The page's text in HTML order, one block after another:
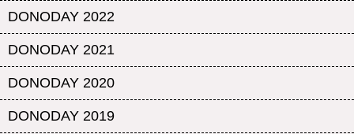
DONODAY 2022
DONODAY 2021
DONODAY 2020
DONODAY 2019